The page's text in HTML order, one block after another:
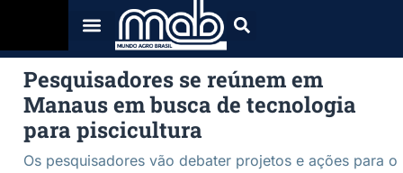
Pesquisadores se reúnem em
Manaus em busca de tecnologia
para piscicultura
Os pesquisadores vão debater projetos e ações para o